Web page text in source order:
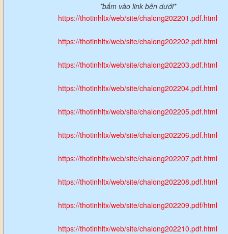
*bấm vào link bên dưới*
https://thotinhltx/web/site/chalong202201.pdf.html
https://thotinhltx/web/site/chalong202202.pdf.html
https://thotinhltx/web/site/chalong202203.pdf.html
https://thotinhltx/web/site/chalong202204.pdf.html
https://thotinhltx/web/site/chalong202205.pdf.html
https://thotinhltx/web/site/chalong202206.pdf.html
https://thotinhltx/web/site/chalong202207.pdf.html
https://thotinhltx/web/site/chalong202208.pdf.html
https://thotinhltx/web/site/chalong202209.pdf/html
https://thotinhltx/web/site/chalong202210.pdf.html